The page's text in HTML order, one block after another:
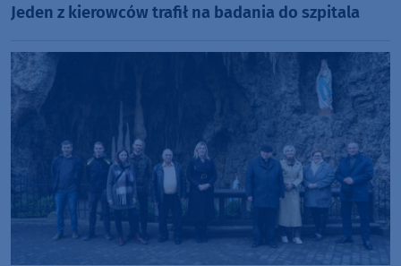
Jeden z kierowców trafił na badania do szpitala